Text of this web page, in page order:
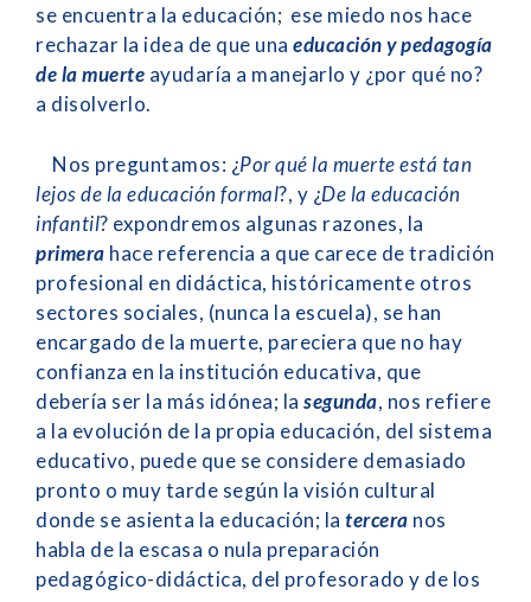
se encuentra la educación; ese miedo nos hace
rechazar la idea de que una educación y pedagogía
de la muerte ayudaría a manejarlo y ¿por qué no?
a disolverlo.
Nos preguntamos: ¿Por qué la muerte está tan
lejos de la educación formal?, y ¿De la educación
infantil? expondremos algunas razones, la
primera hace referencia a que carece de tradición
profesional en didáctica, históricamente otros
sectores sociales, (nunca la escuela), se han
encargado de la muerte, pareciera que no hay
confianza en la institución educativa, que
debería ser la más idónea; la segunda, nos refiere
a la evolución de la propia educación, del sistema
educativo, puede que se considere demasiado
pronto o muy tarde según la visión cultural
donde se asienta la educación; la tercera nos
habla de la escasa o nula preparación
pedagógico-didáctica, del profesorado y de los